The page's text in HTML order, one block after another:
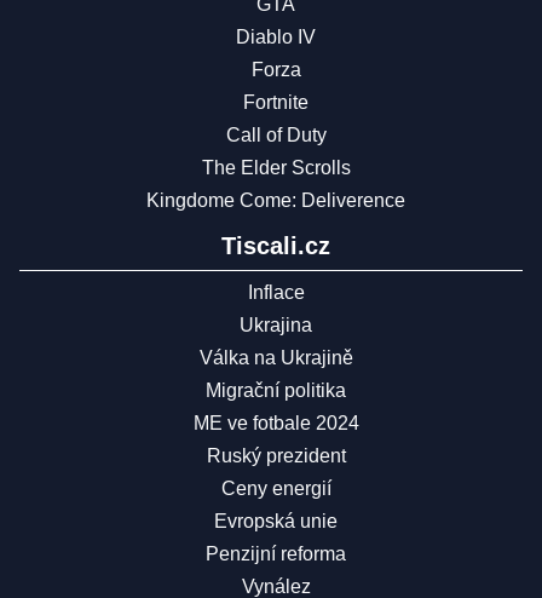
Diablo IV
Forza
Fortnite
Call of Duty
The Elder Scrolls
Kingdome Come: Deliverence
Tiscali.cz
Inflace
Ukrajina
Válka na Ukrajině
Migrační politika
ME ve fotbale 2024
Ruský prezident
Ceny energií
Evropská unie
Penzijní reforma
Vynález